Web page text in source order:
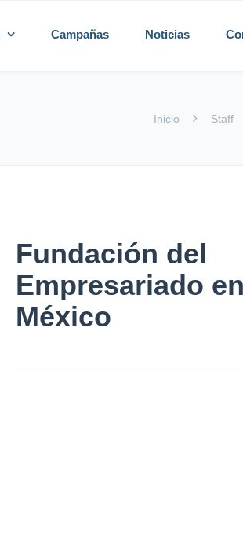
Campañas Noticias
Inicio Staff
Fundación del
Empresariado en
México